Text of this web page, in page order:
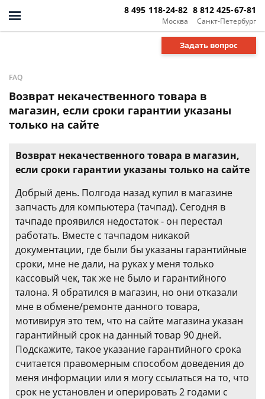
Москва
8 495 118-24-82
Санкт-Петербург
8 812 425-67-81
Задать вопрос
FAQ
Возврат некачественного товара в
магазин, если сроки гарантии указаны
только на сайте
Возврат некачественного товара в магазин,
если сроки гарантии указаны только на сайте
Добрый день. Полгода назад купил в магазине
запчасть для компьютера (тачпад). Сегодня в
тачпаде проявился недостаток - он перестал
работать. Вместе с тачпадом никакой
документации, где были бы указаны гарантийные
сроки, мне не дали, на руках у меня только
кассовый чек, так же не было и гарантийного
талона. Я обратился в магазин, но они отказали
мне в обмене/ремонте данного товара,
мотивируя это тем, что на сайте магазина указан
гарантийный срок на данный товар 90 дней.
Подскажите, такое указание гарантийного срока
считается правомерным способом доведения до
меня информации или я могу ссылаться на то, что
срок не установлен и оперировать 2 годами с